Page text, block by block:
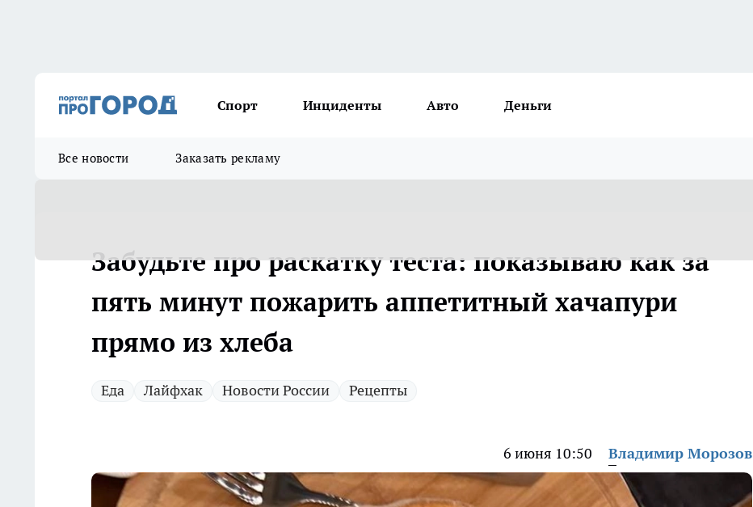
Спорт Инциденты Авто Деньги
Все новости Заказать рекламу
Забудьте про раскатку теста: показываю как за
пять минут пожарить аппетитный хачапури
прямо из хлеба
Еда Лайфхак Новости России Рецепты
6 июня 10:50 Владимир Морозов